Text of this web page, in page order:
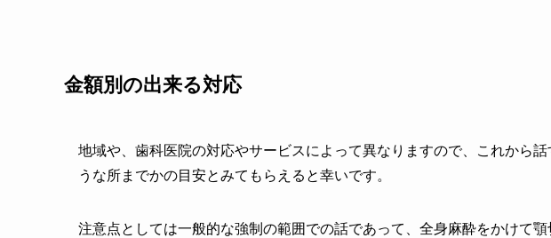
金額別の出来る対応
地域や、歯科医院の対応やサービスによって異なりますので、これから
うな所までかの目安とみてもらえると幸いです。
注意点としては一般的な強制の範囲での話であって、全身麻酔をかけて